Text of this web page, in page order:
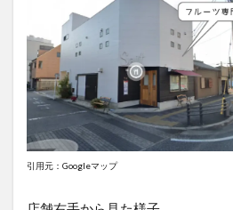
引用元：Googleマップ